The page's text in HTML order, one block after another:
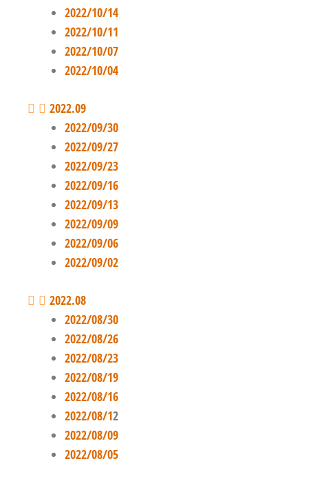
2022/10/14
2022/10/11
2022/10/07
2022/10/04
2022.09
2022/09/30
2022/09/27
2022/09/23
2022/09/16
2022/09/13
2022/09/09
2022/09/06
2022/09/02
2022.08
2022/08/30
2022/08/26
2022/08/23
2022/08/19
2022/08/16
2022/08/12
2022/08/09
2022/08/05